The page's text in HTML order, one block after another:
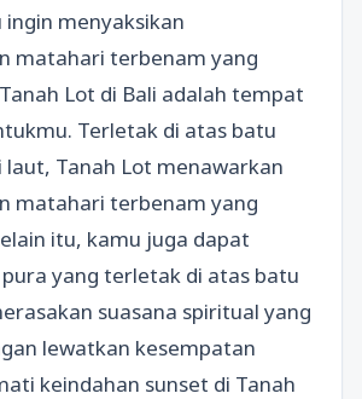
menyaksikan
matahari terbenam yang
Lot di Bali adalah tempat
Terletak di atas batu
laut, Tanah Lot menawarkan
matahari terbenam yang
itu, kamu juga dapat
yang terletak di atas batu
suasana spiritual yang
lewatkan kesempatan
keindahan sunset di Tanah